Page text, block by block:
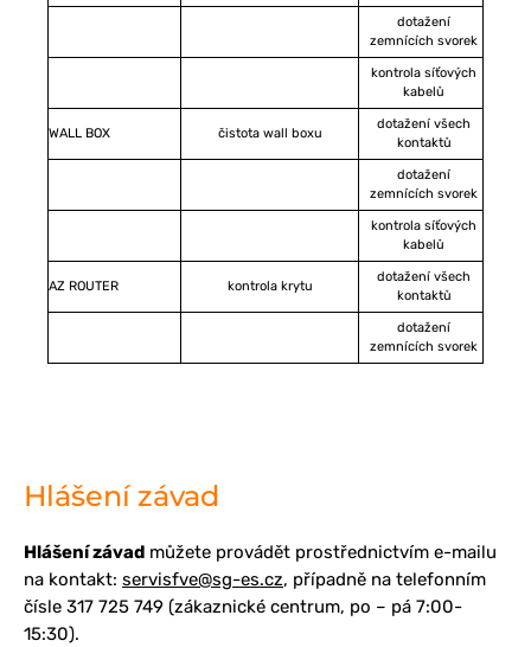
dotažení
zemnících svorek
kontrola síťových
kabelů
WALL BOX čistota wall boxu
dotažení všech
kontaktů
dotažení
zemnících svorek
kontrola síťových
kabelů
AZ ROUTER kontrola krytu
dotažení všech
kontaktů
dotažení
zemnících svorek
Hlášení závad
Hlášení závad můžete provádět prostřednictvím e-mailu
na kontakt: servisfve@sg-es.cz, případně na telefonním
čísle 317 725 749 (zákaznické centrum, po – pá 7:00-
15:30).